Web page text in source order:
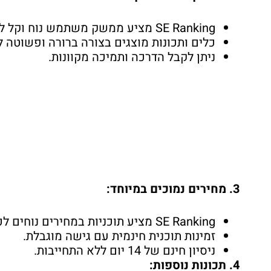
SE Ranking מציע ממשק משתמש נוח וקל לשימוש, גם עבור משתמשים חדשים.
כלים ותכונות מוצגים בצורה ברורה ופשוטה
ניתן לקבל הדרכה ותמיכה מקוונות.
3. מחירים נמוכים במיוחד:
SE Ranking מציע תוכניות במחירים נוחים לכל כיס, החל מ-$29.90 לחודש.
זמינות תוכנית חינמית עם גישה מוגבלת.
ניסיון חינם של 14 יום ללא התחייבות.
4. תכונות נוספות: